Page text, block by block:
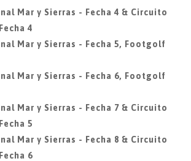
Mar y Sierras - Fecha 4 & Circuito
4
Mar y Sierras - Fecha 5, Footgolf
Mar y Sierras - Fecha 6, Footgolf
Mar y Sierras - Fecha 7 & Circuito
5
Mar y Sierras - Fecha 8 & Circuito
6